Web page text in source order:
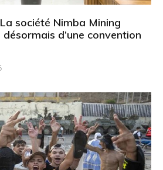
société Nimba Mining
d’une convention